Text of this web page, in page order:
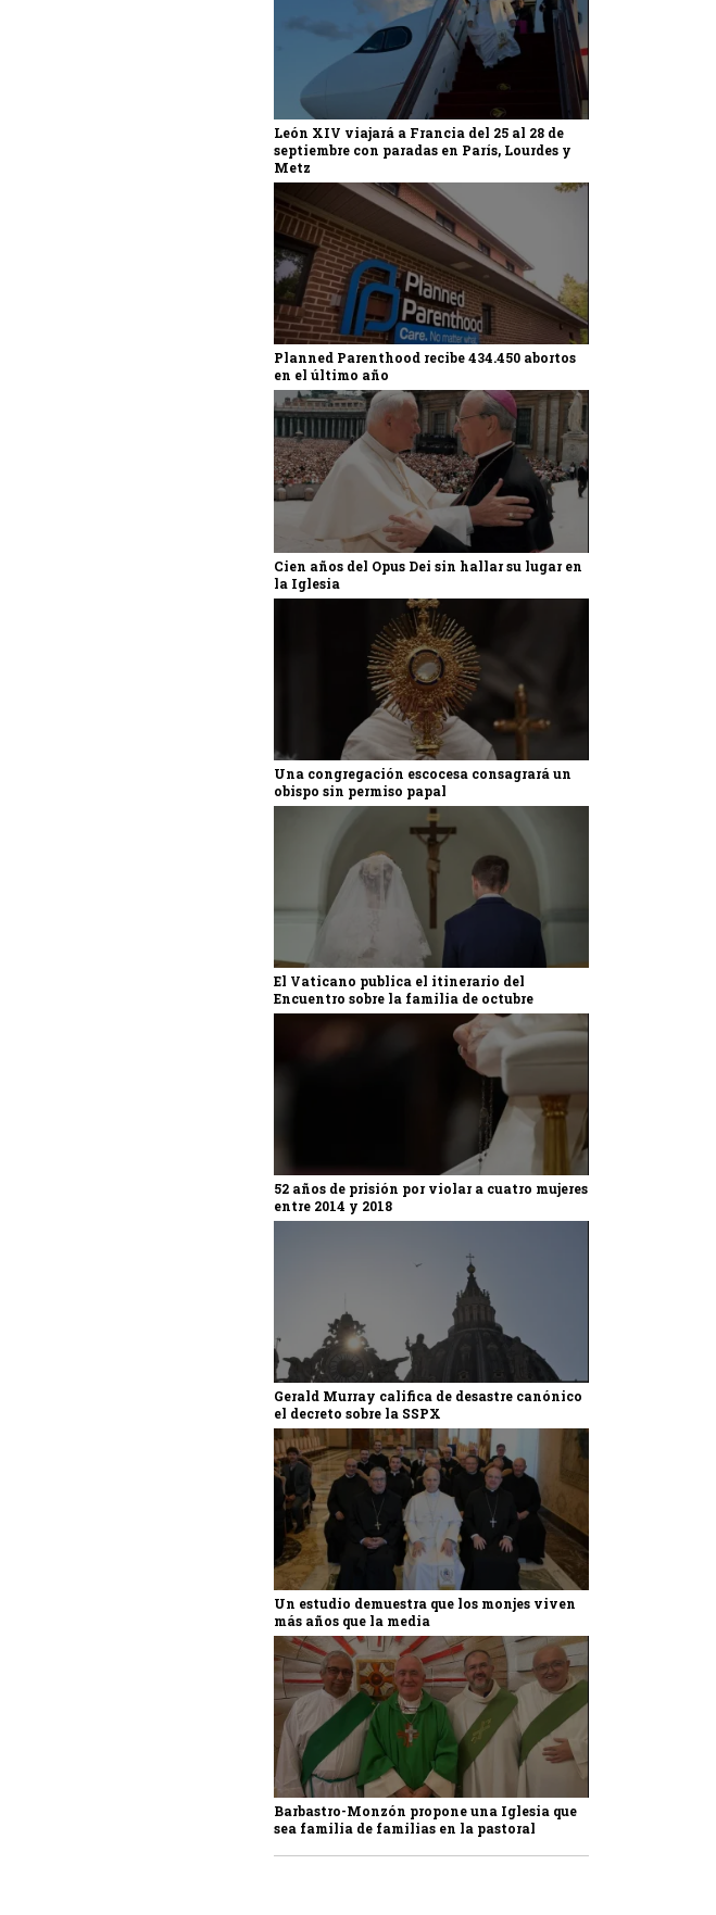
León XIV viajará a Francia del 25 al 28 de
septiembre con paradas en París, Lourdes y
Metz
Planned Parenthood recibe 434.450 abortos
en el último año
Cien años del Opus Dei sin hallar su lugar en
la Iglesia
Una congregación escocesa consagrará un
obispo sin permiso papal
El Vaticano publica el itinerario del
Encuentro sobre la familia de octubre
52 años de prisión por violar a cuatro mujeres
entre 2014 y 2018
Gerald Murray califica de desastre canónico
el decreto sobre la SSPX
Un estudio demuestra que los monjes viven
más años que la media
Barbastro-Monzón propone una Iglesia que
sea familia de familias en la pastoral